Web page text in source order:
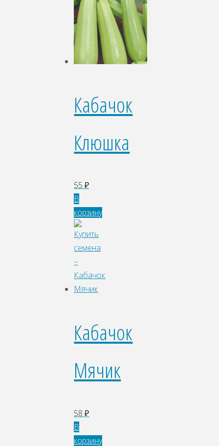
Кабачок
Клюшка
55₽
В
корзину
Кабачок
Мячик
58₽
В
корзину